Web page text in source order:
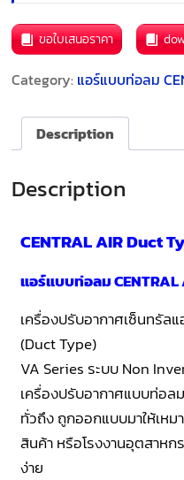
ขอใบเสนอราคา
Category: แอร์แบบท่อลม
Description
Description
CENTRAL AIR Duct
แอร์แบบท่อลม CENTRAL
เครื่องปรับอากาศเซ็นทรัล
(Duct Type)
VA Series ระบบ Non
เครื่องปรับอากาศแบบท่อล
ทั่วถึง ถูกออกแบบมาให้เห
สินค้า หรือโรงงานอุตสาห
ง่าย